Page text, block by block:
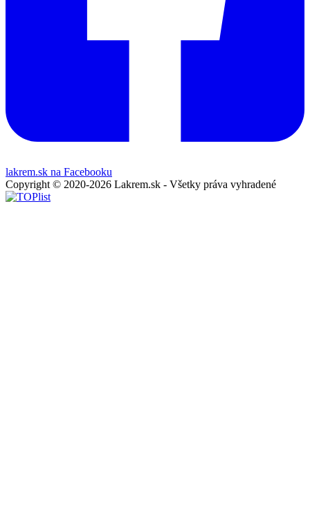
lakrem.sk na Facebooku
Copyright © 2020-2026 Lakrem.sk - Všetky práva vyhradené